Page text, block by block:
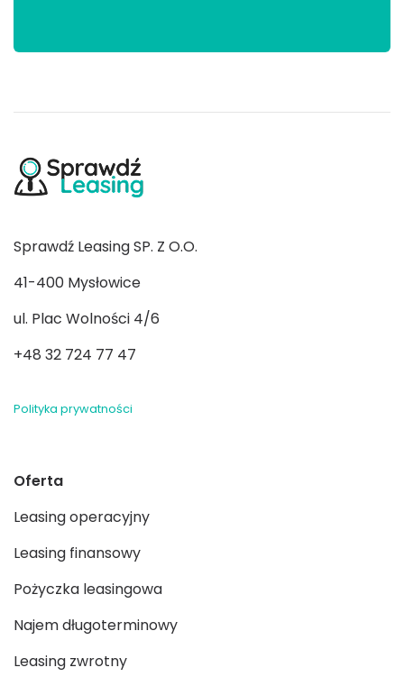
Sprawdź Leasing SP. Z O.O.
41-400 Mysłowice
ul. Plac Wolności 4/6
+48 32 724 77 47
Polityka prywatności
Oferta
Leasing operacyjny
Leasing finansowy
Pożyczka leasingowa
Najem długoterminowy
Leasing zwrotny